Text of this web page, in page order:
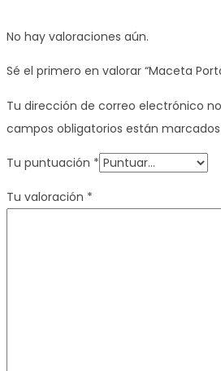
No hay valoraciones aún.
Sé el primero en valorar “Maceta
Tu dirección de correo electrónico
campos obligatorios están
Tu puntuación *
Tu valoración *